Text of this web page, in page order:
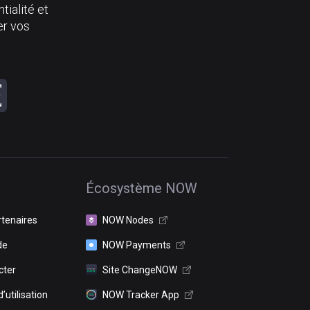
et
vos
Écosystème NOW
NOW Nodes
NOW Payments
Site ChangeNOW
NOW Tracker App